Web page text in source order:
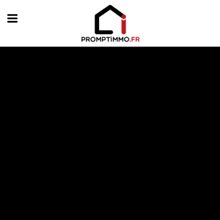
Les étapes de la vente d’un bien
AllLocal commercial No Property foundProcessing ...